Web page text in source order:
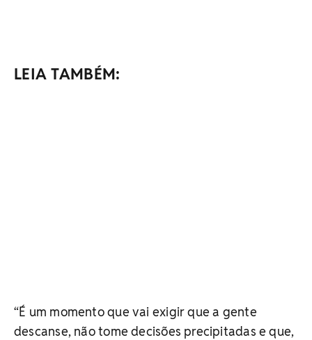
LEIA TAMBÉM:
“É um momento que vai exigir que a gente
descanse, não tome decisões precipitadas e que,